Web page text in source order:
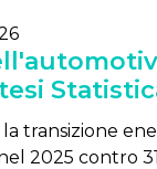
la transizione
nel 2025 contro